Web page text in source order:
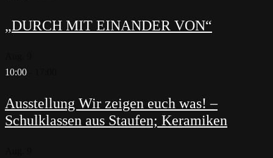
„DURCH MIT EINANDER VON“
10:00
Ausstellung Wir zeigen euch was! –
Schulklassen aus Staufen; Keramiken